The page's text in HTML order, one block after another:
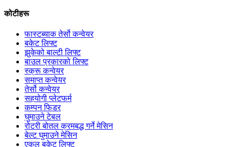
कोटीहरू
फास्टब्याक तेर्सो कन्वेयर
बकेट लिफ्ट
झुकेको बाल्टी लिफ्ट
बाउल प्रकारको लिफ्ट
स्क्रू कन्वेयर
समाप्त कन्वेयर
तेर्सो कन्वेयर
सहयोगी प्लेटफर्म
कम्पन फिडर
घुमाउने टेबल
रोटरी बोतल क्रमबद्ध गर्ने मेसिन
बेल्ट घुमाउने मेसिन
एकल बकेट लिफ्ट